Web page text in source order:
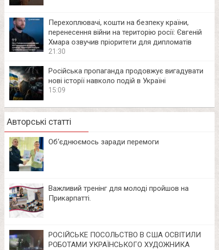
Перехоплювачі, кошти на безпеку країни,
перенесення війни на територію росії: Євгеній
Хмара озвучив пріоритети для дипломатів
21:30
Російська пропаганда продовжує вигадувати
нові історії навколо подій в Україні
15:09
Авторські статті
Об‘єднюємось заради перемоги
Важливий тренінг для молоді пройшов на
Прикарпатті.
РОСІЙСЬКЕ ПОСОЛЬСТВО В США ОСВІТИЛИ
РОБОТАМИ УКРАЇНСЬКОГО ХУДОЖНИКА